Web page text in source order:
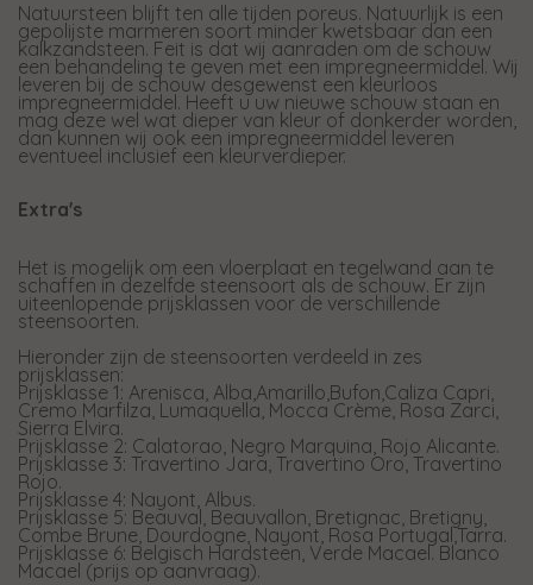
Natuursteen blijft ten alle tijden poreus. Natuurlijk is een
gepolijste marmeren soort minder kwetsbaar dan een
kalkzandsteen. Feit is dat wij aanraden om de schouw
een behandeling te geven met een impregneermiddel. Wij
leveren bij de schouw desgewenst een kleurloos
impregneermiddel. Heeft u uw nieuwe schouw staan en
mag deze wel wat dieper van kleur of donkerder worden,
dan kunnen wij ook een impregneermiddel leveren
eventueel inclusief een kleurverdieper.
Extra's
Het is mogelijk om een vloerplaat en tegelwand aan te
schaffen in dezelfde steensoort als de schouw. Er zijn
uiteenlopende prijsklassen voor de verschillende
steensoorten.
Hieronder zijn de steensoorten verdeeld in zes
prijsklassen:
Prijsklasse 1: Arenisca, Alba,Amarillo,Bufon,Caliza Capri,
Cremo Marfilza, Lumaquella, Mocca Crème, Rosa Zarci,
Sierra Elvira.
Prijsklasse 2: Calatorao, Negro Marquina, Rojo Alicante.
Prijsklasse 3: Travertino Jara, Travertino Oro, Travertino
Rojo.
Prijsklasse 4: Nayont, Albus.
Prijsklasse 5: Beauval, Beauvallon, Bretignac, Bretigny,
Combe Brune, Dourdogne, Nayont, Rosa Portugal,Tarra.
Prijsklasse 6: Belgisch Hardsteen, Verde Macael. Blanco
Macael (prijs op aanvraag).